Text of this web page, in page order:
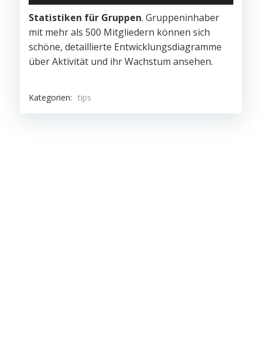
Statistiken für Gruppen. Gruppeninhaber
mit mehr als 500 Mitgliedern können sich
schöne, detaillierte Entwicklungsdiagramme
über Aktivität und ihr Wachstum ansehen.
Kategorien: tips